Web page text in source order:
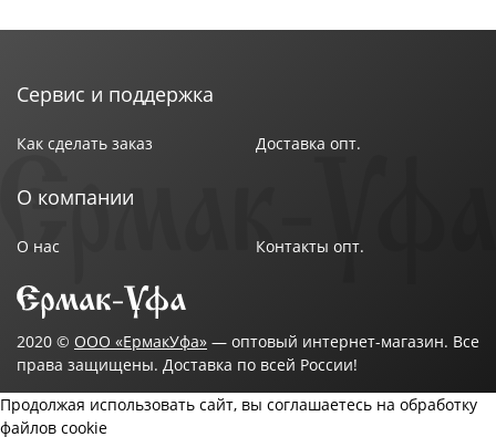
Сервис и поддержка
Как сделать заказ Доставка опт.
О компании
О нас Контакты опт.
2020 © ООО «ЕрмакУфа» — оптовый интернет-магазин. Все
права защищены. Доставка по всей России!
Продолжая использовать сайт, вы соглашаетесь на обработку
файлов cookie